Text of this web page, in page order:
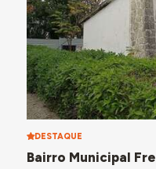
DESTAQUE
Bairro Municipal